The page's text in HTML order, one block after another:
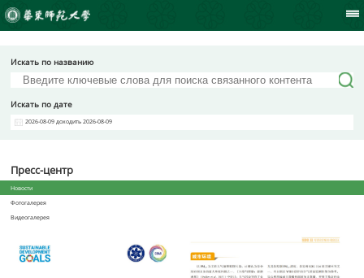
Искать по названию
Искать по дате
2026-08-09 доходить 2026-08-09
Пресс-центр
Новости
Фотогалерея
Видеогалерея